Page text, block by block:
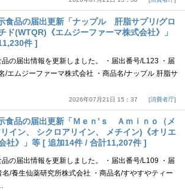
食品の届出更新「ナップル 肝脂サプリ/グロ
ド(WTQR)《エムジーファーマ株式会社》」
件 ]
の届出情報を更新しました。 ・届出番号/L123 ・届
/エムジーファーマ株式会社 ・商品名/ナップル 肝脂サ
2026年07月21日 15：37 消費者庁
食品の届出更新「Ｍｅｎ’ｓ Ａｍｉｎｏ（メ
イン、 シクロアリイン、 メチイン)《オリエ
社》」等 [ 追加14件 / 合計11,207件 ]
の届出情報を更新しました。 ・届出番号/L109 ・届
/養生仙薬研究所株式会社 ・商品名/すやすやティー